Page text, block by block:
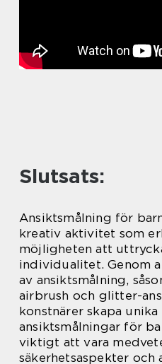
Slutsats:
Ansiktsmålning för
kreativ aktivitet som
möjligheten att
individualitet. Genom
av ansiktsmålning,
airbrush och glitter-
konstnärer skapa unika
ansiktsmålningar för
viktigt att vara
säkerhetsaspekter och